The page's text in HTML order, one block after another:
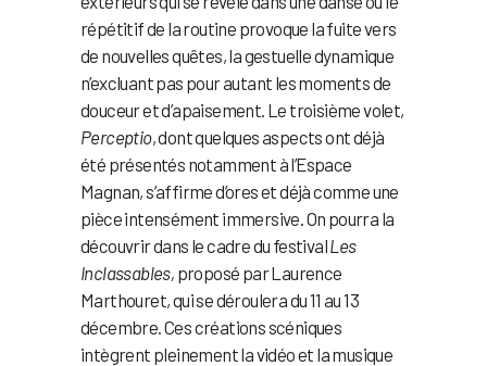
répétitif de la routine provoque la fuite vers
de nouvelles quêtes, la gestuelle dynamique
n’excluant pas pour autant les moments de
douceur et d’apaisement. Le troisième volet,
Perceptio, dont quelques aspects ont déjà
été présentés notamment à l’Espace
Magnan, s’affirme d’ores et déjà comme une
pièce intensément immersive. On pourra la
découvrir dans le cadre du festivalLes
Inclassables, proposé par Laurence
Marthouret, qui se déroulera du 11 au 13
décembre. Ces créations scéniques
intègrent pleinement la vidéo et la musique